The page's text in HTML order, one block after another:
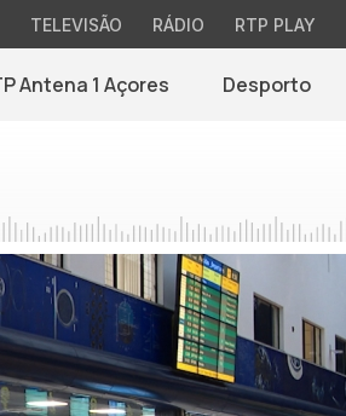
TELEVISÃO RÁDIO RTP PLAY
Antena 1 Açores Desporto